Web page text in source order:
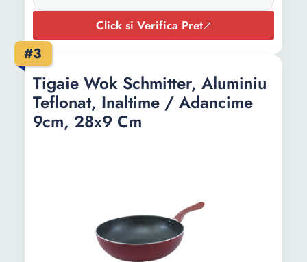
Click si Verifica Pret
#3
Tigaie Wok Schmitter, Aluminiu
Teflonat, Inaltime / Adancime
9cm, 28x9 Cm